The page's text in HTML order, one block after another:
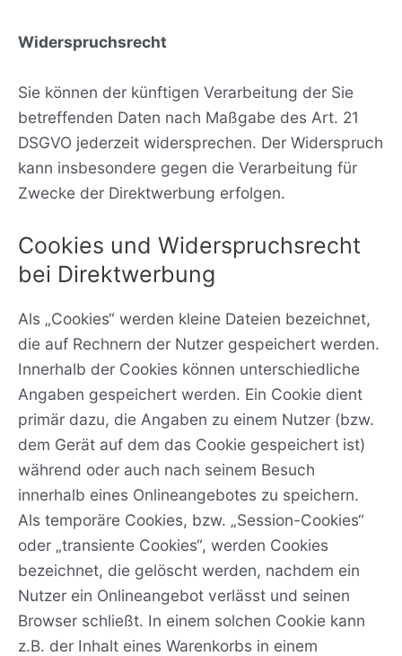
Widerspruchsrecht
Sie können der künftigen Verarbeitung der Sie
betreffenden Daten nach Maßgabe des Art. 21
DSGVO jederzeit widersprechen. Der Widerspruch
kann insbesondere gegen die Verarbeitung für
Zwecke der Direktwerbung erfolgen.
Cookies und Widerspruchsrecht
bei Direktwerbung
Als „Cookies“ werden kleine Dateien bezeichnet,
die auf Rechnern der Nutzer gespeichert werden.
Innerhalb der Cookies können unterschiedliche
Angaben gespeichert werden. Ein Cookie dient
primär dazu, die Angaben zu einem Nutzer (bzw.
dem Gerät auf dem das Cookie gespeichert ist)
während oder auch nach seinem Besuch
innerhalb eines Onlineangebotes zu speichern.
Als temporäre Cookies, bzw. „Session-Cookies“
oder „transiente Cookies“, werden Cookies
bezeichnet, die gelöscht werden, nachdem ein
Nutzer ein Onlineangebot verlässt und seinen
Browser schließt. In einem solchen Cookie kann
z.B. der Inhalt eines Warenkorbs in einem